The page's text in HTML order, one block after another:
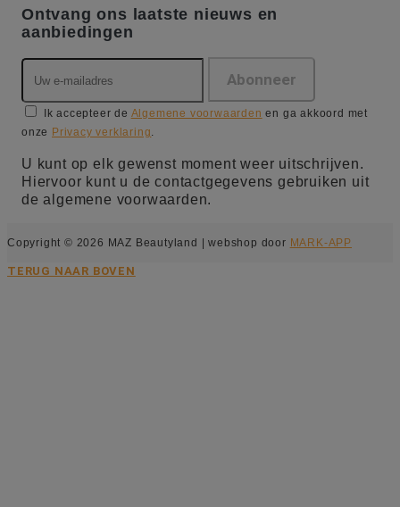
Ontvang ons laatste nieuws en
aanbiedingen
Ik accepteer de Algemene voorwaarden en ga akkoord met
onze Privacy verklaring.
U kunt op elk gewenst moment weer uitschrijven.
Hiervoor kunt u de contactgegevens gebruiken uit
de algemene voorwaarden.
Copyright © 2026 MAZ Beautyland | webshop door MARK-APP
TERUG NAAR BOVEN